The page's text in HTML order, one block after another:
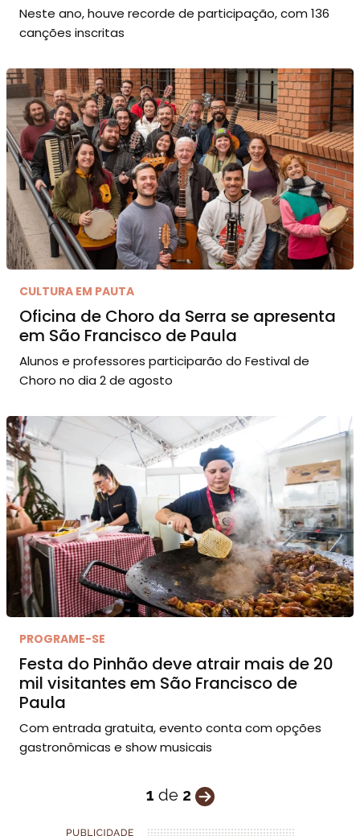
Neste ano, houve recorde de participação, com 136
canções inscritas
CULTURA EM PAUTA
Oficina de Choro da Serra se apresenta
em São Francisco de Paula
Alunos e professores participarão do Festival de
Choro no dia 2 de agosto
PROGRAME-SE
Festa do Pinhão deve atrair mais de 20
mil visitantes em São Francisco de
Paula
Com entrada gratuita, evento conta com opções
gastronômicas e show musicais
1 de 2